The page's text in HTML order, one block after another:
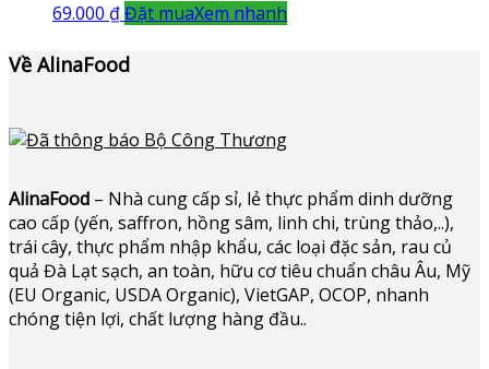
69.000 ₫Đặt muaXem nhanh
Về AlinaFood
AlinaFood – Nhà cung cấp sỉ, lẻ thực phẩm dinh dưỡng
cao cấp (yến, saffron, hồng sâm, linh chi, trùng thảo,..),
trái cây, thực phẩm nhập khẩu, các loại đặc sản, rau củ
quả Đà Lạt sạch, an toàn, hữu cơ tiêu chuẩn châu Âu, Mỹ
(EU Organic, USDA Organic), VietGAP, OCOP, nhanh
chóng tiện lợi, chất lượng hàng đầu..